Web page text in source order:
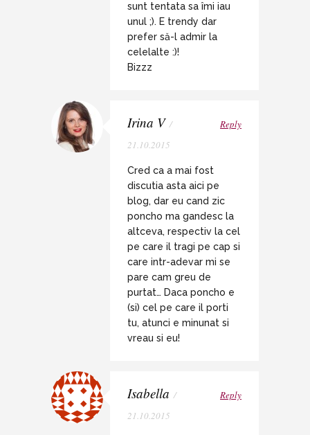
sunt tentata sa îmi iau
unul ;). E trendy dar
prefer să-l admir la
celelalte :)!
Bizzz
Irina V /
21.10.2015
Reply
Cred ca a mai fost
discutia asta aici pe
blog, dar eu cand zic
poncho ma gandesc la
altceva, respectiv la cel
pe care il tragi pe cap si
care intr-adevar mi se
pare cam greu de
purtat… Daca poncho e
(si) cel pe care il porti
tu, atunci e minunat si
vreau si eu!
Isabella /
21.10.2015
Reply